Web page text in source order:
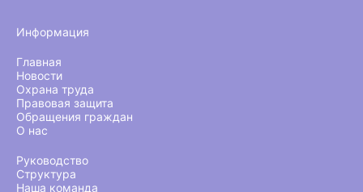
Информация
Главная
Новости
Охрана труда
Правовая защита
Обращения граждан
О нас
Руководство
Структура
Наша команда